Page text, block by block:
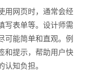
用网页时，通常会经
写表单等。设计师需
可能简单和直观。例
和提示，帮助用户快
知负担。